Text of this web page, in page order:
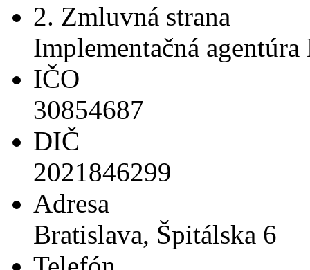
2. Zmluvná strana
Implementačná agentúra
IČO
30854687
DIČ
2021846299
Adresa
Bratislava, Špitálska 6